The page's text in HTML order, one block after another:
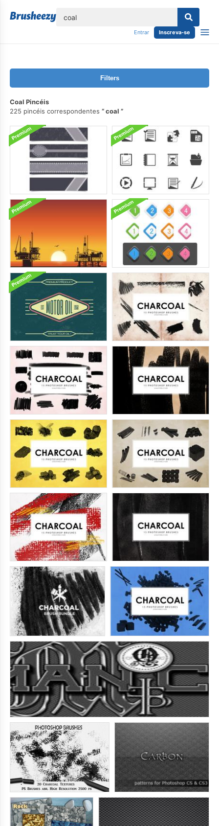
Entrar Inscreva-se
Filters
Coal Pincéis
225 pincéis correspondentes
coal